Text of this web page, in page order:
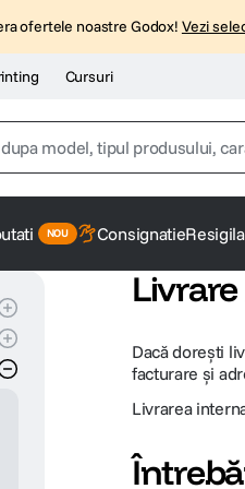
ofertele noastre Godox! Vezi
Cursuri
model, tipul produsului,
trepied
trepied telefon
Consignatie
Dacă dorești
facturare și
Livrarea